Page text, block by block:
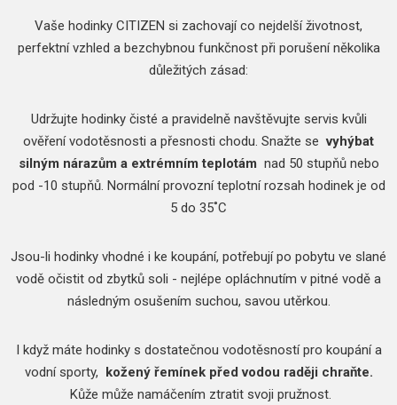
Vaše hodinky CITIZEN si zachovají co nejdelší životnost,
perfektní vzhled a bezchybnou funkčnost při porušení několika
důležitých zásad:
Udržujte hodinky čisté a pravidelně navštěvujte servis kvůli
ověření vodotěsnosti a přesnosti chodu. Snažte sevyhýbat
silným nárazům a extrémním teplotám nad 50 stupňů nebo
pod -10 stupňů. Normální provozní teplotní rozsah hodinek je od
5 do 35˚C
Jsou-li hodinky vhodné i ke koupání, potřebují po pobytu ve slané
vodě očistit od zbytků soli - nejlépe opláchnutím v pitné vodě a
následným osušením suchou, savou utěrkou.
I když máte hodinky s dostatečnou vodotěsností pro koupání a
vodní sporty, kožený řemínek před vodou raději chraňte.
Kůže může namáčením ztratit svoji pružnost.